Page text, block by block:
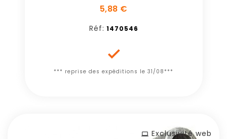
5,88 €
Réf: 1470546

*** reprise des expéditions le 31/08***
Exclusivité web